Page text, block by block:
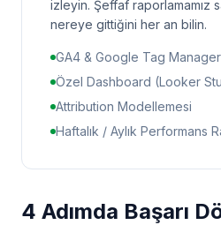
izleyin. Şeffaf raporlamamız
nereye gittiğini her an bilin.
GA4 & Google Tag
Özel Dashboard (Looker
Attribution Modellemesi
Haftalık / Aylık Performans
4 Adımda Başarı